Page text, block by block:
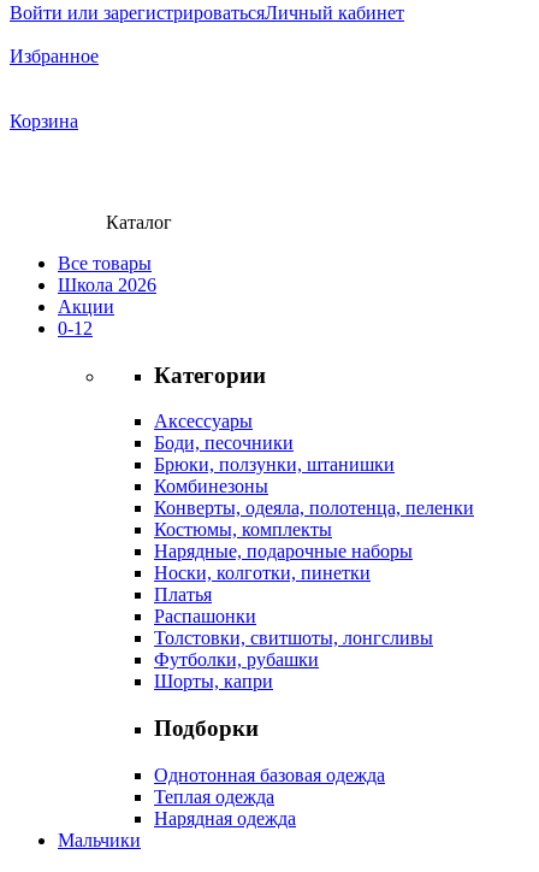
Войти или зарегистрироватьсяЛичный кабинет
Избранное
Корзина
Каталог
Все товары
Школа 2026
Акции
0-12
Категории
Аксессуары
Боди, песочники
Брюки, ползунки, штанишки
Комбинезоны
Конверты, одеяла, полотенца, пеленки
Костюмы, комплекты
Нарядные, подарочные наборы
Носки, колготки, пинетки
Платья
Распашонки
Толстовки, свитшоты, лонгсливы
Футболки, рубашки
Шорты, капри
Подборки
Однотонная базовая одежда
Теплая одежда
Нарядная одежда
Мальчики